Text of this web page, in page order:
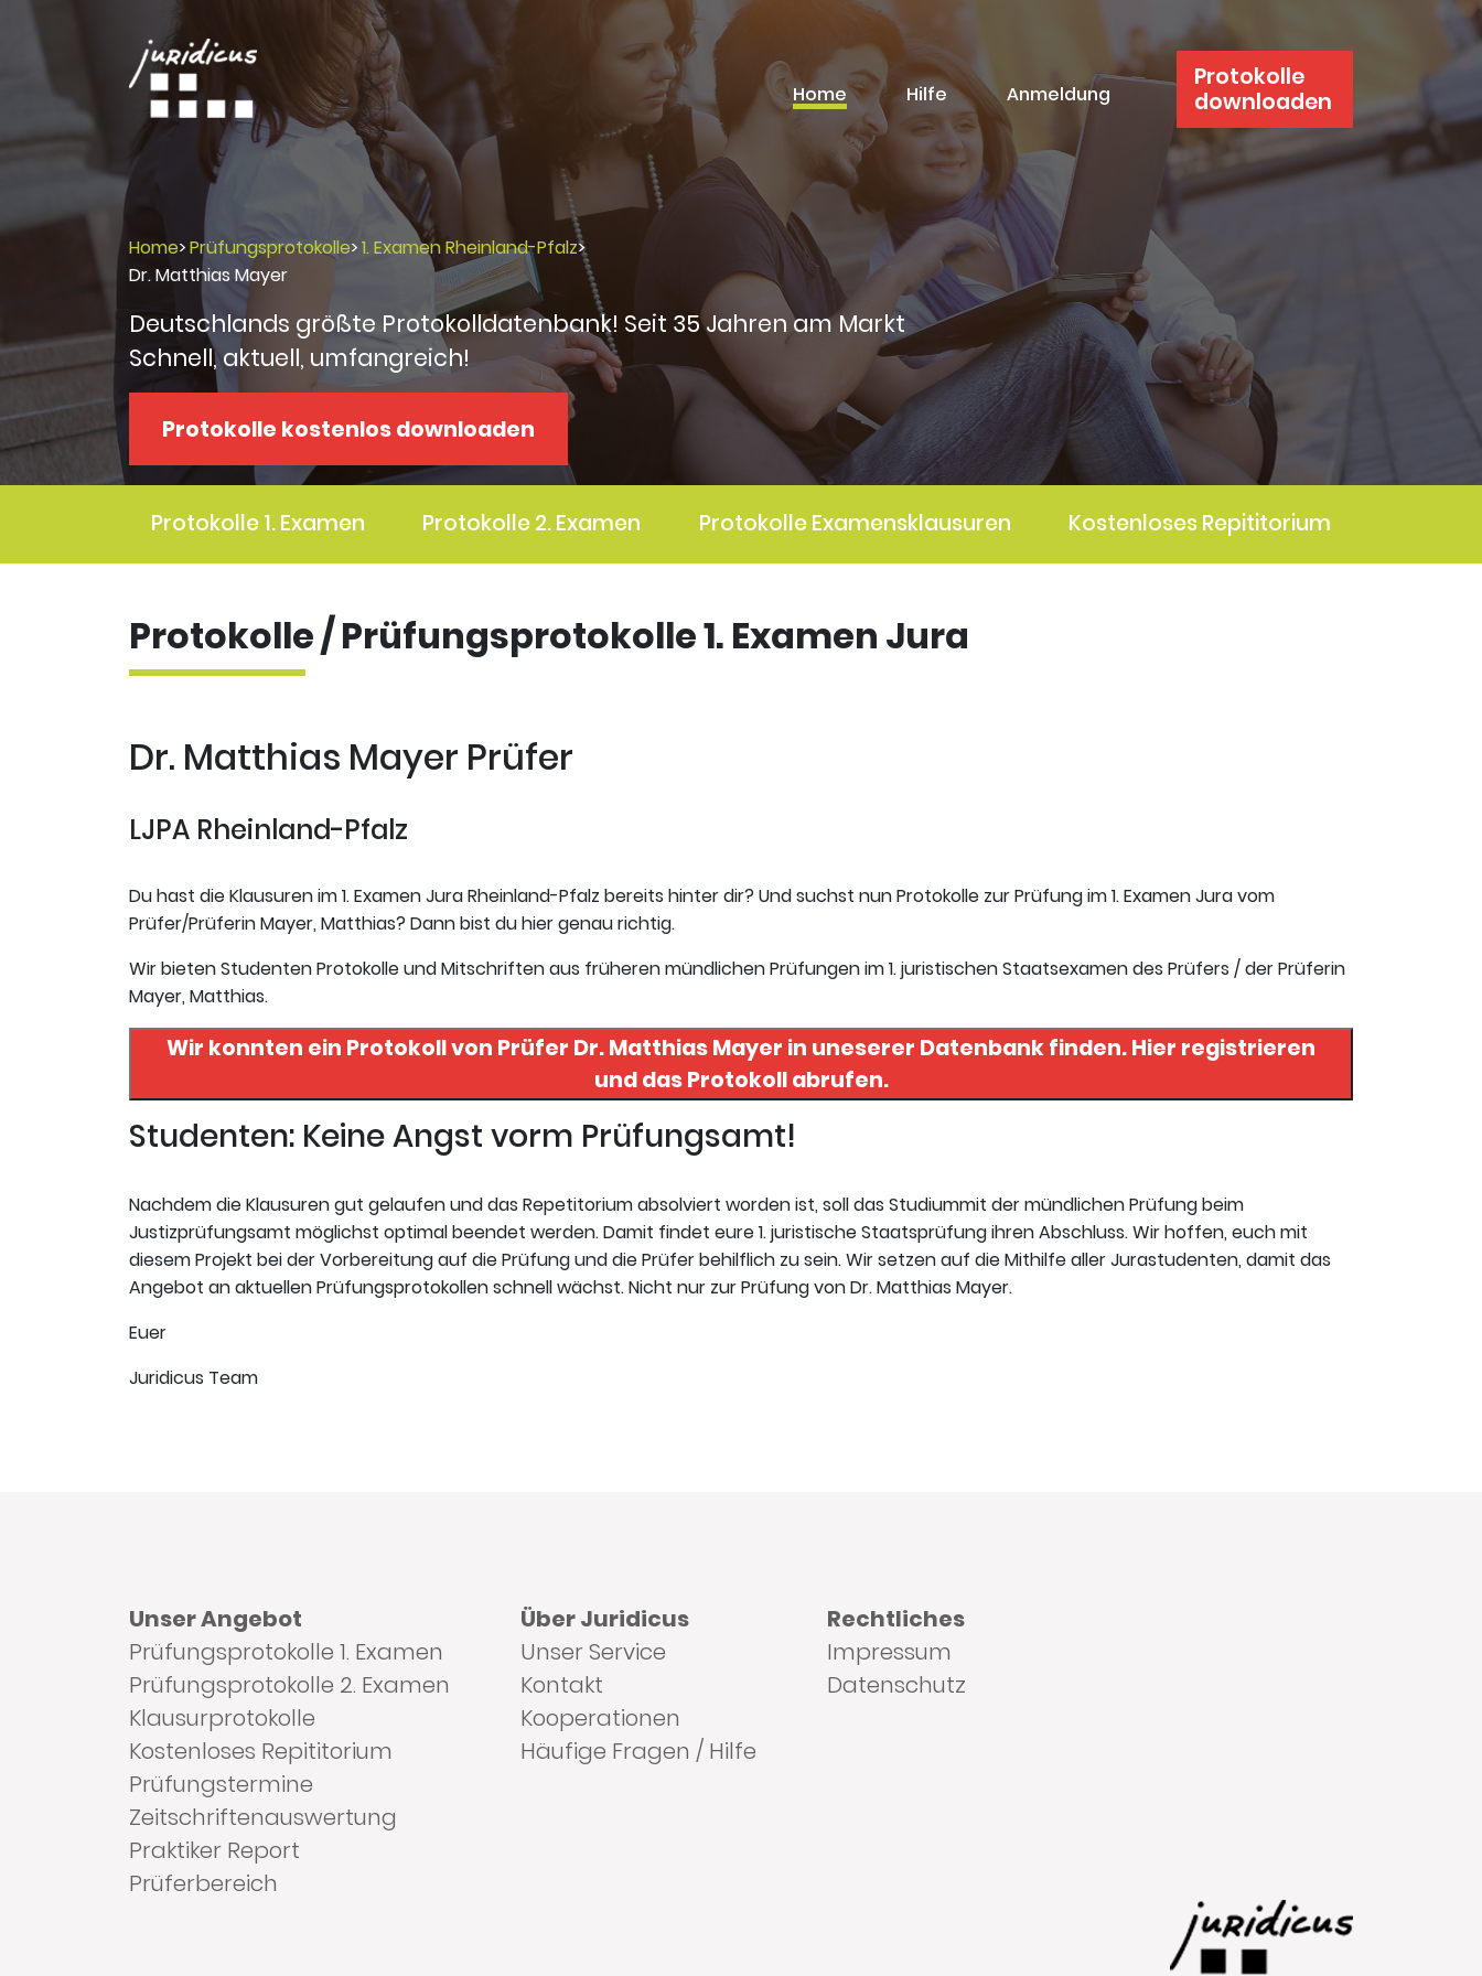
Home Hilfe Anmeldung
Protokolle
downloaden
Home>Prüfungsprotokolle>1. Examen Rheinland-Pfalz>
Dr. Matthias Mayer
Deutschlands größte Protokolldatenbank! Seit 35 Jahren am Markt
Schnell, aktuell, umfangreich!
Protokolle kostenlos downloaden
Protokolle 1. Examen Protokolle 2. Examen Protokolle Examensklausuren Kostenloses Repititorium
Protokolle / Prüfungsprotokolle 1. Examen Jura
Dr. Matthias Mayer Prüfer
LJPA Rheinland-Pfalz
Du hast die Klausuren im 1. Examen Jura Rheinland-Pfalz bereits hinter dir? Und suchst nun Protokolle zur Prüfung im 1. Examen Jura vom
Prüfer/Prüferin Mayer, Matthias? Dann bist du hier genau richtig.
Wir bieten Studenten Protokolle und Mitschriften aus früheren mündlichen Prüfungen im 1. juristischen Staatsexamen des Prüfers / der Prüferin
Mayer, Matthias.
Wir konnten ein Protokoll von Prüfer Dr. Matthias Mayer in uneserer Datenbank finden. Hier registrieren
und das Protokoll abrufen.
Studenten: Keine Angst vorm Prüfungsamt!
Nachdem die Klausuren gut gelaufen und das Repetitorium absolviert worden ist, soll das Studiummit der mündlichen Prüfung beim
Justizprüfungsamt möglichst optimal beendet werden. Damit findet eure 1. juristische Staatsprüfung ihren Abschluss. Wir hoffen, euch mit
diesem Projekt bei der Vorbereitung auf die Prüfung und die Prüfer behilflich zu sein. Wir setzen auf die Mithilfe aller Jurastudenten, damit das
Angebot an aktuellen Prüfungsprotokollen schnell wächst. Nicht nur zur Prüfung von Dr. Matthias Mayer.
Euer
Juridicus Team
Unser Angebot
Prüfungsprotokolle 1. Examen
Prüfungsprotokolle 2. Examen
Klausurprotokolle
Kostenloses Repititorium
Prüfungstermine
Zeitschriftenauswertung
Praktiker Report
Prüferbereich
Über Juridicus
Unser Service
Kontakt
Kooperationen
Häufige Fragen / Hilfe
Rechtliches
Impressum
Datenschutz